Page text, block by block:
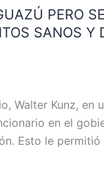
PERO
SANOS Y
Walter Kunz, en
en el
Esto le